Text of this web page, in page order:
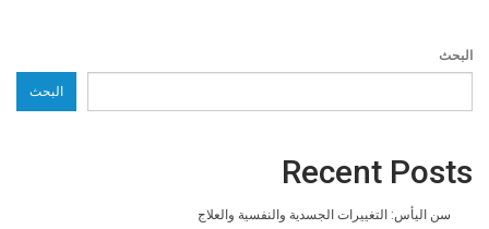
البحث
البحث
Recent Posts
سن اليأس: التغييرات الجسدية والنفسية والعلاج